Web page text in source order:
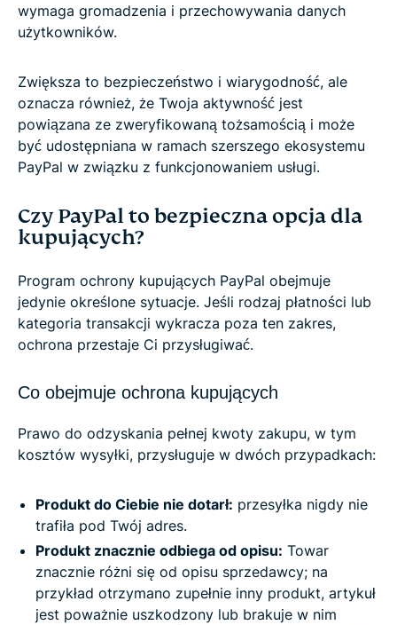
wymaga gromadzenia i przechowywania danych
użytkowników.
Zwiększa to bezpieczeństwo i wiarygodność, ale
oznacza również, że Twoja aktywność jest
powiązana ze zweryfikowaną tożsamością i może
być udostępniana w ramach szerszego ekosystemu
PayPal w związku z funkcjonowaniem usługi.
Czy PayPal to bezpieczna opcja dla
kupujących?
Program ochrony kupujących PayPal obejmuje
jedynie określone sytuacje. Jeśli rodzaj płatności lub
kategoria transakcji wykracza poza ten zakres,
ochrona przestaje Ci przysługiwać.
Co obejmuje ochrona kupujących
Prawo do odzyskania pełnej kwoty zakupu, w tym
kosztów wysyłki, przysługuje w dwóch przypadkach:
Produkt do Ciebie nie dotarł: przesyłka nigdy nie
trafiła pod Twój adres.
Produkt znacznie odbiega od opisu: Towar
znacznie różni się od opisu sprzedawcy; na
przykład otrzymano zupełnie inny produkt, artykuł
jest poważnie uszkodzony lub brakuje w nim